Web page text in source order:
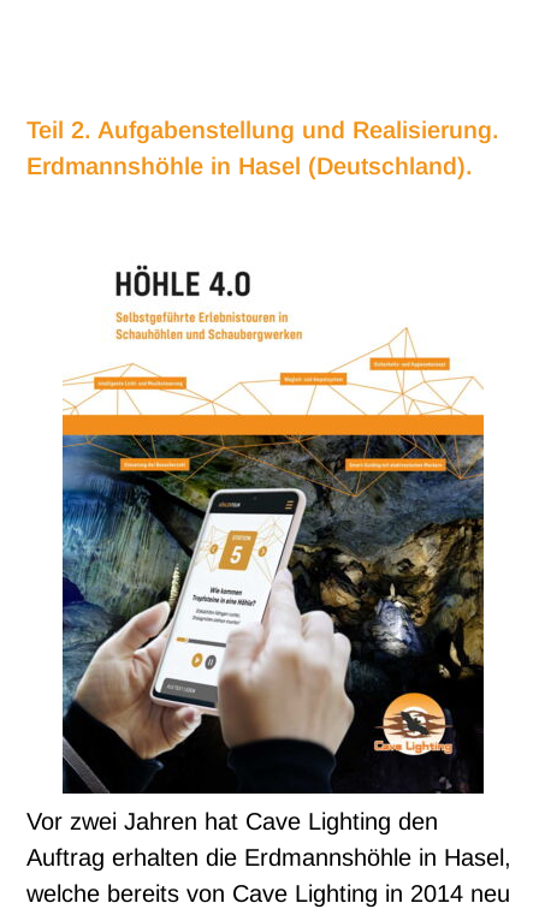
Teil 2. Aufgabenstellung und Realisierung.
Erdmannshöhle in Hasel (Deutschland).
Vor zwei Jahren hat Cave Lighting den
Auftrag erhalten die Erdmannshöhle in Hasel,
welche bereits von Cave Lighting in 2014 neu